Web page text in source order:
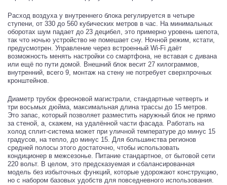
Расход воздуха у внутреннего блока регулируется в четыре
ступени, от 330 до 560 кубических метров в час. На минимальных
оборотах шум падает до 23 децибел, это примерно уровень шепота,
так что ночью устройство не помешает сну. Ночной режим, кстати,
предусмотрен. Управление через встроенный Wi-Fi даёт
возможность менять настройки со смартфона, не вставая с дивана
или ещё по пути домой. Внешний блок весит 27 килограммов,
внутренний, всего 9, монтаж на стену не потребует сверхпрочных
кронштейнов.
Диаметр трубок фреоновой магистрали, стандартные четверть и
три восьмых дюйма, максимальная длина трассы до 15 метров.
Это запас, который позволяет разместить наружный блок не прямо
за стеной, а, скажем, на удалённой части фасада. Работать на
холод сплит-система может при уличной температуре до минус 15
градусов, на тепло, до минус 15. Для большинства регионов
средней полосы этого достаточно, чтобы использовать
кондиционер в межсезонье. Питание стандартное, от бытовой сети
220 вольт. В целом, это предсказуемая и сбалансированная
модель без избыточных функций, которые удорожают конструкцию,
но с набором базовых удобств для повседневного использования.